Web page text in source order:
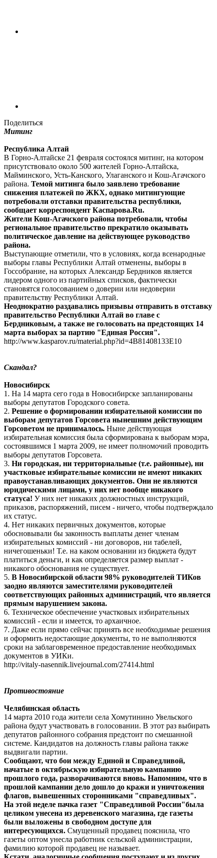
Поделиться
Митинг
Республика Алтай
В Горно-Алтайске 21 февраля состоялся митинг, на котором
присутствовало около 500 жителей Горно-Алтайска,
Майминского, Усть-Канского, Улаганского и Кош-Агачского
района. Темой митинга было заявлено требование
снижения платежей по ЖКХ, однако митингующие
потребовали отставки правительства республики,
сообщает корреспондент Каспарова.Ru.
Жители Кош-Агачского района потребовали, чтобы
региональное правительство прекратило оказывать
политическое давление на действующее руководство
района.
Выступающие отметили, что в условиях, когда всенародные
выборы главы Республики Алтай отменены, выборы в
Госсобрание, на которых Александр Бердников является
лидером одного из партийных списков, фактически
становятся голосованием о доверии или недоверии
правительству Республики Алтай.
Неоднократно раздавались призывы отправить в отставку
правительство Республики Алтай во главе с
Бердниковым, а также не голосовать на предстоящих 14
марта выборах за партию "Единая Россия".
http://www.kasparov.ru/material.php?id=4B81408133E10
Скандал?
Новосибирск
1. На 14 марта сего года в Новосибирске запланированы
выборы депутатов Городского совета.
2. Решение о формировании избирательной комиссии по
выборам депутатов Горсовета нынешним действующим
Горсоветом не принималось. Ныне действующая
избирательная комиссия была сформирована к выборам мэра,
состоявшимся 1 марта 2009, не имеет полномочий проводить
выборы депутатов Горсовета.
3. Ни городская, ни территориальные (т.е. районные), ни
участковые избирательные комиссии не имеют никаких
правоустанавливающих документов. Они не являются
юридическими лицами, у них нет вообще никакого
статуса! У них нет никаких должностных инструкций,
приказов, распоряжений, писем - ничего, чтобы подтверждало
их статус.
4. Нет никаких первичных документов, которые
обосновывали бы законность выплаты денег членам
избирательных комиссий - ни договоров, ни табелей,
ничегошеньки! Т.е. на каком основании из бюджета будут
платиться деньги, и как определяется размер выплат -
никакого обоснования не существует.
5. В Новосибирской области 98% руководителей ТИКов
заодно являются заместителями руководителей
соответствующих районных администраций, что является
прямым нарушением закона.
6. Техническое обеспечение участковых избирательных
комиссий - если и имеется, то архаичное.
7. Даже если прямо сейчас принять все необходимые решения
и оформить недостающие документы, то не выполняются
сроки на заблаговременное предоставление необходимых
документов в УИКи.
http://vitaly-nasennik.livejournal.com/27414.html
Противостояние
Челябинская область
14 марта 2010 года жители села Хомутинино Увельского
района будут участвовать в голосовании. В этот раз выбирать
депутатов районного собрания предстоит по смешанной
системе. Кандидатов на должность главы района также
выдвигали партии.
Сообщают, что бои между Единой и Справедливой,
начатые в октябрьскую избирательную кампанию
прошлого года, разворачиваются вновь. Напомним, что в
прошлой кампании дело дошло до кражи и уничтожения
флагов, вывешенных сторонниками "справедливых".
На этой неделе пачка газет "Справедливой России"была
целиком унесена из деревенского магазина, где газеты
были выложены в свободном доступе для
интересующихся. Смущенный продавец пояснила, что
газеты оптом унесла работник сельской администрации,
фамилию которой продавец не называет.